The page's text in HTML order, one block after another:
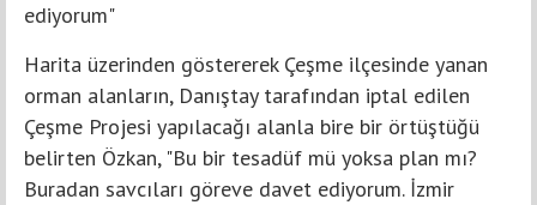
ediyorum"
Harita üzerinden göstererek Çeşme ilçesinde yanan
orman alanların, Danıştay tarafından iptal edilen
Çeşme Projesi yapılacağı alanla bire bir örtüştüğü
belirten Özkan, "Bu bir tesadüf mü yoksa plan mı?
Buradan savcıları göreve davet ediyorum. İzmir